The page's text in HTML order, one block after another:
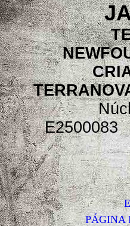
E2500083
PÁGINA